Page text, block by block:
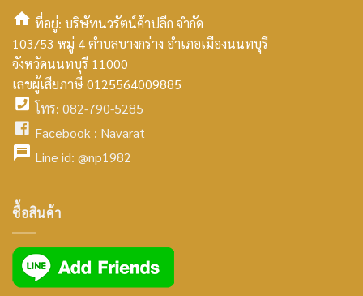
smt2
home
icon
ที่อยู่: บริษัทนวรัตน์ค้าปลีก จำกัด
103/53 หมู่ 4 ตำบลบางกร่าง อำเภอเมืองนนทบุรี
จังหวัดนนทบุรี 11000
เลขผู้เสียภาษี 0125564009885
facebook
icon
โทร: 082-790-5285
facebook
Facebook : Navarat
icon
Line id: @np1982
ซื้อสินค้า